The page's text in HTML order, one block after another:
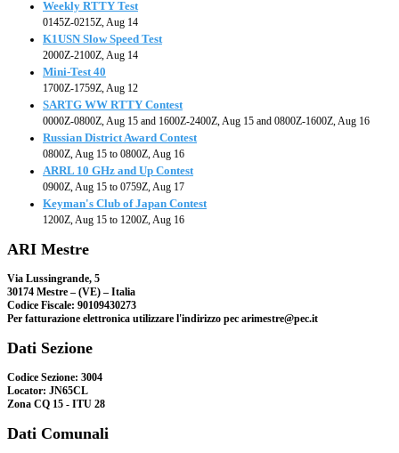
Weekly RTTY Test
0145Z-0215Z, Aug 14
K1USN Slow Speed Test
2000Z-2100Z, Aug 14
Mini-Test 40
1700Z-1759Z, Aug 12
SARTG WW RTTY Contest
0000Z-0800Z, Aug 15 and 1600Z-2400Z, Aug 15 and 0800Z-1600Z, Aug 16
Russian District Award Contest
0800Z, Aug 15 to 0800Z, Aug 16
ARRL 10 GHz and Up Contest
0900Z, Aug 15 to 0759Z, Aug 17
Keyman's Club of Japan Contest
1200Z, Aug 15 to 1200Z, Aug 16
ARI Mestre
Via Lussingrande, 5
30174 Mestre – (VE) – Italia
Codice Fiscale: 90109430273
Per fatturazione elettronica utilizzare l'indirizzo pec arimestre@pec.it
Dati Sezione
Codice Sezione: 3004
Locator: JN65CL
Zona CQ 15 - ITU 28
Dati Comunali